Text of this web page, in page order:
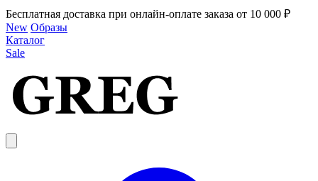
Бесплатная доставка при онлайн-оплате заказа от 10 000 ₽
New Образы
Каталог
Sale